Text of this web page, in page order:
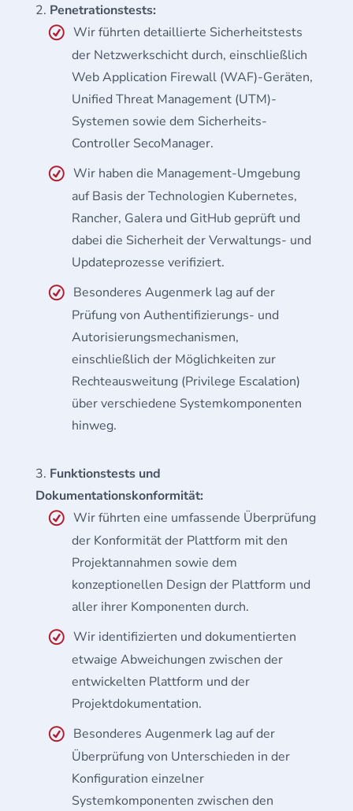
Penetrationstests:
Wir führten detaillierte Sicherheitstests
der Netzwerkschicht durch, einschließlich
Web Application Firewall (WAF)-Geräten,
Unified Threat Management (UTM)-
Systemen sowie dem Sicherheits-
Controller SecoManager.
Wir haben die Management-Umgebung
auf Basis der Technologien Kubernetes,
Rancher, Galera und GitHub geprüft und
dabei die Sicherheit der Verwaltungs- und
Updateprozesse verifiziert.
Besonderes Augenmerk lag auf der
Prüfung von Authentifizierungs- und
Autorisierungsmechanismen,
einschließlich der Möglichkeiten zur
Rechteausweitung (Privilege Escalation)
über verschiedene Systemkomponenten
hinweg.
Funktionstests und
Dokumentationskonformität:
Wir führten eine umfassende Überprüfung
der Konformität der Plattform mit den
Projektannahmen sowie dem
konzeptionellen Design der Plattform und
aller ihrer Komponenten durch.
Wir identifizierten und dokumentierten
etwaige Abweichungen zwischen der
entwickelten Plattform und der
Projektdokumentation.
Besonderes Augenmerk lag auf der
Überprüfung von Unterschieden in der
Konfiguration einzelner
Systemkomponenten zwischen den